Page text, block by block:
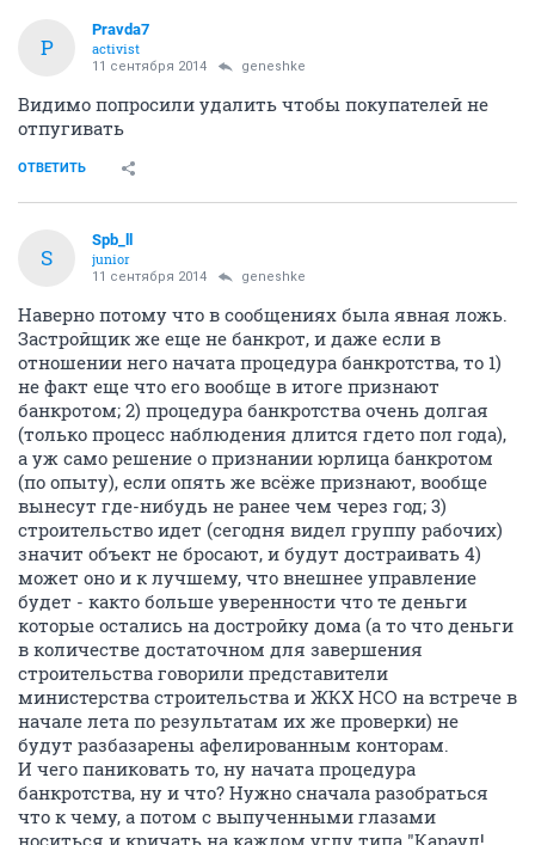
P
Pravda7
activist
11 сентября 2014 geneshke
Видимо попросили удалить чтобы покупателей не
отпугивать
ОТВЕТИТЬ
S
Spb_ll
junior
11 сентября 2014 geneshke
Наверно потому что в сообщениях была явная ложь.
Застройщик же еще не банкрот, и даже если в
отношении него начата процедура банкротства, то 1)
не факт еще что его вообще в итоге признают
банкротом; 2) процедура банкротства очень долгая
(только процесс наблюдения длится гдето пол года),
а уж само решение о признании юрлица банкротом
(по опыту), если опять же всёже признают, вообще
вынесут где-нибудь не ранее чем через год; 3)
строительство идет (сегодня видел группу рабочих)
значит объект не бросают, и будут достраивать 4)
может оно и к лучшему, что внешнее управление
будет - както больше уверенности что те деньги
которые остались на достройку дома (а то что деньги
в количестве достаточном для завершения
строительства говорили представители
министерства строительства и ЖКХ НСО на встрече в
начале лета по результатам их же проверки) не
будут разбазарены афелированным конторам.
И чего паниковать то, ну начата процедура
банкротства, ну и что? Нужно сначала разобраться
что к чему, а потом с выпученными глазами
носиться и кричать на каждом углу типа "Караул!